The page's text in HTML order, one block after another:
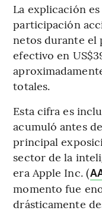
La explicación
participación
netos durante el
efectivo en
totales.
Esta cifra es
acumuló antes
principal
sector de la
era Apple Inc. (
momento fue
drásticamente